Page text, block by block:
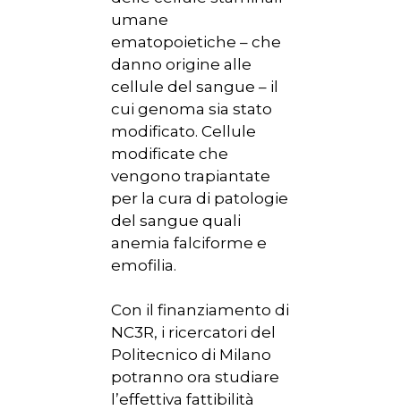
umane
ematopoietiche – che
danno origine alle
cellule del sangue – il
cui genoma sia stato
modificato. Cellule
modificate che
vengono trapiantate
per la cura di patologie
del sangue quali
anemia falciforme e
emofilia.
Con il finanziamento di
NC3R, i ricercatori del
Politecnico di Milano
potranno ora studiare
l’effettiva fattibilità